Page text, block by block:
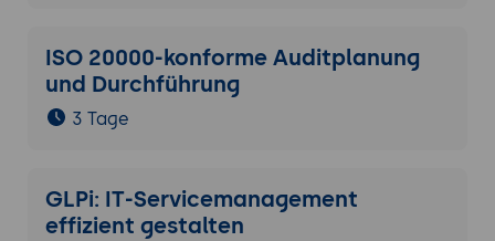
ISO 20000-konforme Auditplanung
und Durchführung
3 Tage
GLPi: IT-Servicemanagement
effizient gestalten